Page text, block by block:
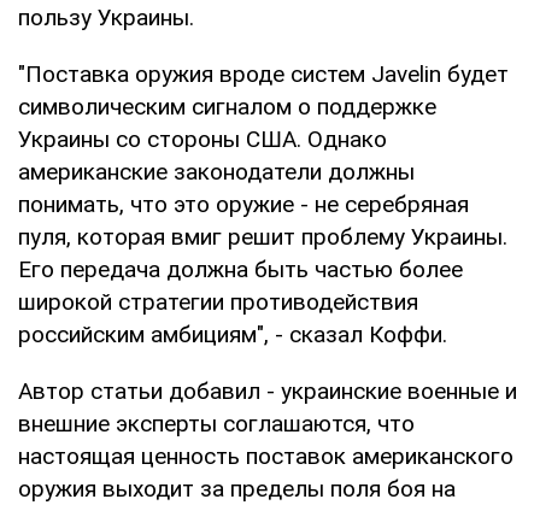
пользу Украины.
"Поставка оружия вроде систем Javelin будет
символическим сигналом о поддержке
Украины со стороны США. Однако
американские законодатели должны
понимать, что это оружие - не серебряная
пуля, которая вмиг решит проблему Украины.
Его передача должна быть частью более
широкой стратегии противодействия
российским амбициям", - сказал Коффи.
Автор статьи добавил - украинские военные и
внешние эксперты соглашаются, что
настоящая ценность поставок американского
оружия выходит за пределы поля боя на